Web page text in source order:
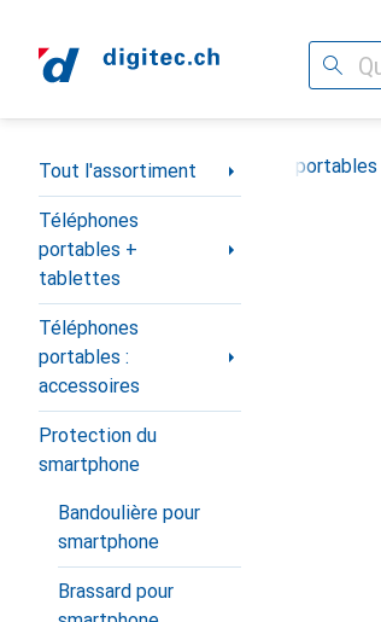
Navigation par catégorie
Tout l'assortiment
Téléphones
portables +
tablettes
Téléphones
portables :
accessoires
Protection du
smartphone
Bandoulière pour
smartphone
Brassard pour
Tout l'assortiment Téléphones